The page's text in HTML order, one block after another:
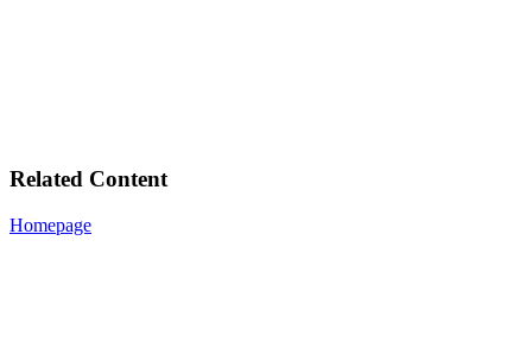
Related Content
Homepage